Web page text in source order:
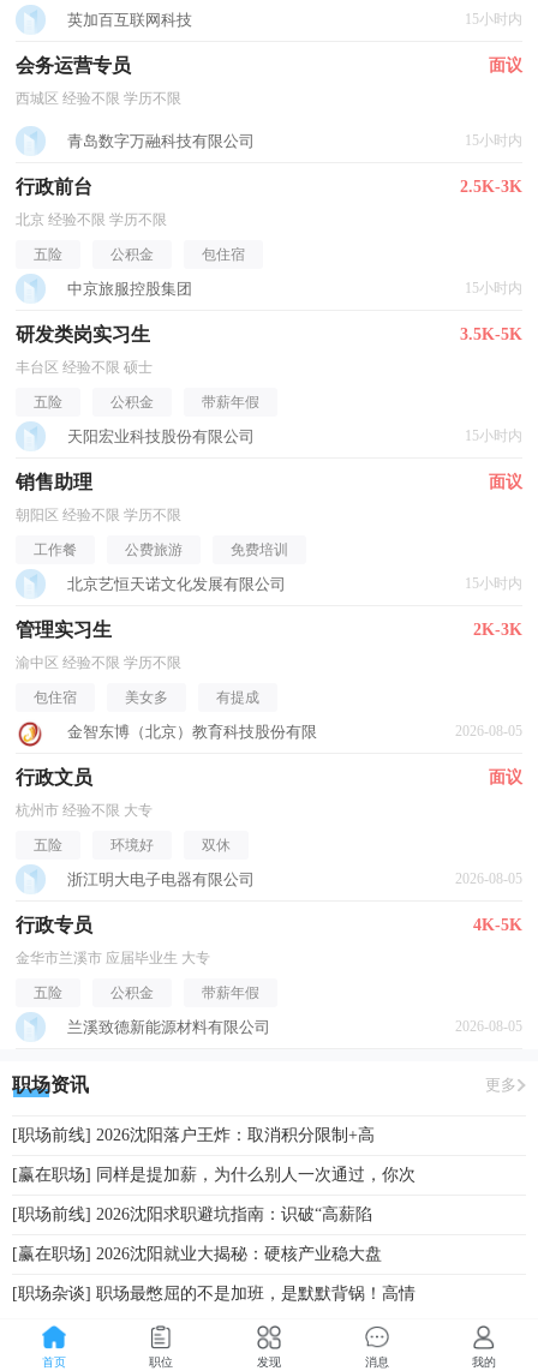
英加百互联网科技 15小时内
会务运营专员 面议
西城区 经验不限 学历不限
青岛数字万融科技有限公司 15小时内
行政前台 2.5K-3K
北京 经验不限 学历不限
五险 公积金 包住宿
中京旅服控股集团 15小时内
研发类岗实习生 3.5K-5K
丰台区 经验不限 硕士
五险 公积金 带薪年假
天阳宏业科技股份有限公司 15小时内
销售助理 面议
朝阳区 经验不限 学历不限
工作餐 公费旅游 免费培训
北京艺恒天诺文化发展有限公司 15小时内
管理实习生 2K-3K
渝中区 经验不限 学历不限
包住宿 美女多 有提成
金智东博（北京）教育科技股份有限 2026-08-05
行政文员 面议
杭州市 经验不限 大专
五险 环境好 双休
浙江明大电子电器有限公司 2026-08-05
行政专员 4K-5K
金华市兰溪市 应届毕业生 大专
五险 公积金 带薪年假
兰溪致德新能源材料有限公司 2026-08-05
职场资讯 更多
[职场前线] 2026沈阳落户王炸：取消积分限制+高
[赢在职场] 同样是提加薪，为什么别人一次通过，你次
[职场前线] 2026沈阳求职避坑指南：识破“高薪陷
[赢在职场] 2026沈阳就业大揭秘：硬核产业稳大盘
[职场杂谈] 职场最憋屈的不是加班，是默默背锅！高情
首页 职位 发现 消息 我的